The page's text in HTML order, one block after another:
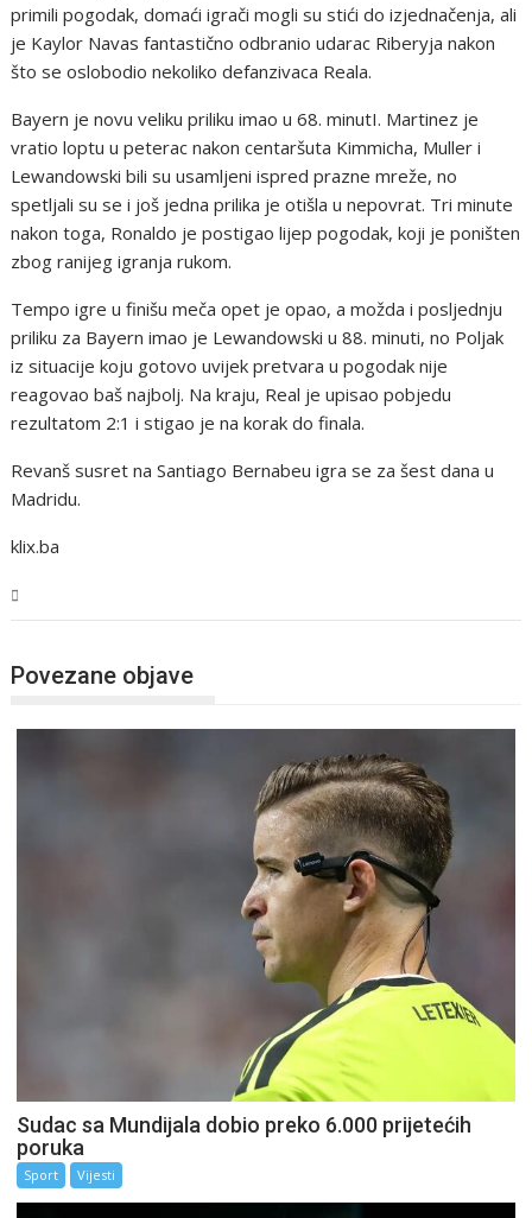
primili pogodak, domaći igrači mogli su stići do izjednačenja, ali
je Kaylor Navas fantastično odbranio udarac Riberyja nakon
što se oslobodio nekoliko defanzivaca Reala.
Bayern je novu veliku priliku imao u 68. minutI. Martinez je
vratio loptu u peterac nakon centaršuta Kimmicha, Muller i
Lewandowski bili su usamljeni ispred prazne mreže, no
spetljali su se i još jedna prilika je otišla u nepovrat. Tri minute
nakon toga, Ronaldo je postigao lijep pogodak, koji je poništen
zbog ranijeg igranja rukom.
Tempo igre u finišu meča opet je opao, a možda i posljednju
priliku za Bayern imao je Lewandowski u 88. minuti, no Poljak
iz situacije koju gotovo uvijek pretvara u pogodak nije
reagovao baš najbolj. Na kraju, Real je upisao pobjedu
rezultatom 2:1 i stigao je na korak do finala.
Revanš susret na Santiago Bernabeu igra se za šest dana u
Madridu.
klix.ba
Povezane objave
Sudac sa Mundijala dobio preko 6.000 prijetećih
poruka
Sport Vijesti